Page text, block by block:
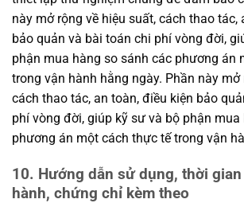
này mở rộng về hiệu suất, cách thao tác,
bảo quản và bài toán chi phí vòng đời,
phận mua hàng so sánh các phương án
trong vận hành hằng ngày. Phần này mở
cách thao tác, an toàn, điều kiện bảo
phí vòng đời, giúp kỹ sư và bộ phận
phương án một cách thực tế trong vận
10. Hướng dẫn sử dụng, thời
hành, chứng chỉ kèm theo